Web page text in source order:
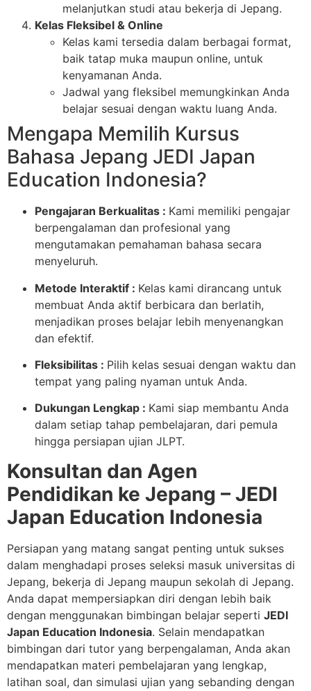
melanjutkan studi atau bekerja di Jepang.
Kelas Fleksibel & Online
Kelas kami tersedia dalam berbagai format,
baik tatap muka maupun online, untuk
kenyamanan Anda.
Jadwal yang fleksibel memungkinkan Anda
belajar sesuai dengan waktu luang Anda.
Mengapa Memilih Kursus
Bahasa Jepang JEDI Japan
Education Indonesia?
Pengajaran Berkualitas : Kami memiliki pengajar
berpengalaman dan profesional yang
mengutamakan pemahaman bahasa secara
menyeluruh.
Metode Interaktif : Kelas kami dirancang untuk
membuat Anda aktif berbicara dan berlatih,
menjadikan proses belajar lebih menyenangkan
dan efektif.
Fleksibilitas : Pilih kelas sesuai dengan waktu dan
tempat yang paling nyaman untuk Anda.
Dukungan Lengkap : Kami siap membantu Anda
dalam setiap tahap pembelajaran, dari pemula
hingga persiapan ujian JLPT.
Konsultan dan Agen
Pendidikan ke Jepang – JEDI
Japan Education Indonesia
Persiapan yang matang sangat penting untuk sukses
dalam menghadapi proses seleksi masuk universitas di
Jepang, bekerja di Jepang maupun sekolah di Jepang.
Anda dapat mempersiapkan diri dengan lebih baik
dengan menggunakan bimbingan belajar seperti JEDI
Japan Education Indonesia. Selain mendapatkan
bimbingan dari tutor yang berpengalaman, Anda akan
mendapatkan materi pembelajaran yang lengkap,
latihan soal, dan simulasi ujian yang sebanding dengan